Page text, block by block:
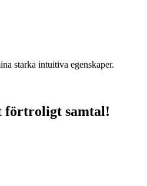
starka intuitiva egenskaper.
förtroligt samtal!